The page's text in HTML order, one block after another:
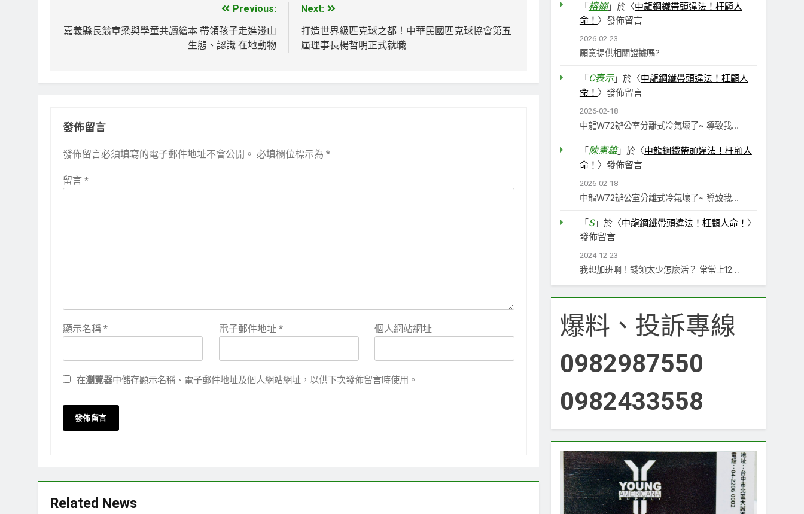
章
Previous:
嘉義縣長翁章梁與學童共讀繪本 帶領孩子走進淺山
生態、認識 在地動物
Next:
打造世界級匹克球之都！中華民國匹克球協會第五
屆理事長楊哲明正式就職
發佈留言
發佈留言必須填寫的電子郵件地址不會公開。 必填欄位標示為 *
留言 *
顯示名稱 * 電子郵件地址 * 個人網站網址
在瀏覽器中儲存顯示名稱、電子郵件地址及個人網站網址，以供下次發佈留言時使用。
Related News
「 榕嫻」於〈中龍鋼鐵帶頭違法！枉顧人
命！ 〉發佈留言
2026-02-23
願意提供相關證據嗎?
「 C表示」於〈中龍鋼鐵帶頭違法！枉顧人
命！ 〉發佈留言
2026-02-18
中龍W72辦公室分離式冷氣壞了~ 導致我…
「 陳憲雄」於〈中龍鋼鐵帶頭違法！枉顧人
命！ 〉發佈留言
2026-02-18
中龍W72辦公室分離式冷氣壞了~ 導致我…
「 S」於〈中龍鋼鐵帶頭違法！枉顧人命！ 〉
發佈留言
2024-12-23
我想加班啊！錢領太少怎麼活？ 常常上12…
爆料、投訴專線
0982987550
0982433558